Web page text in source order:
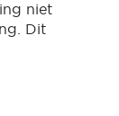
niet
Dit